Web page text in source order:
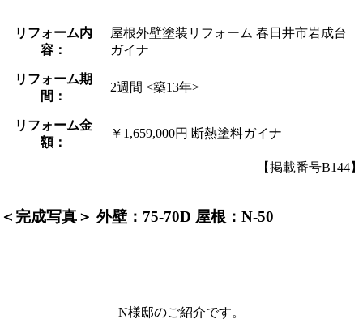
リフォーム内
容：
屋根外壁塗装リフォーム 春日井市岩成台
ガイナ
リフォーム期
間：
2週間 <築13年>
リフォーム金
額：
￥1,659,000円 断熱塗料ガイナ
【掲載番号B144】
＜完成写真＞ 外壁：75-70D 屋根：N-50
N様邸のご紹介です。